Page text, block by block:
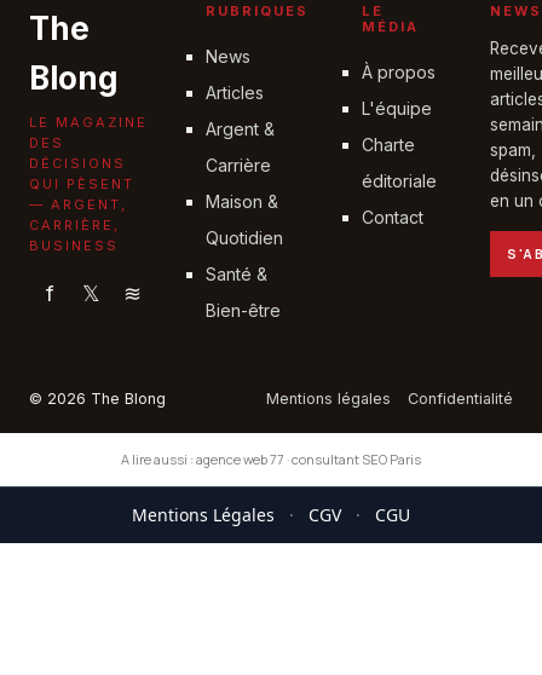
The
Blong
LE MAGAZINE
DES
DÉCISIONS
QUI PÈSENT
— ARGENT,
CARRIÈRE,
BUSINESS
f 𝕏 ≋
RUBRIQUES
News
Articles
Argent &
Carrière
Maison &
Quotidien
Santé &
Bien-être
LE
MÉDIA
À propos
L'équipe
Charte
éditoriale
Contact
spam,
en un
© 2026 The Blong Mentions légales Confidentialité
A lire aussi : agence web 77 ·consultant SEO Paris
Mentions Légales · CGV · CGU